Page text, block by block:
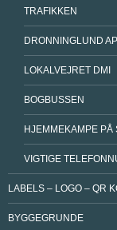
TRAFIKKEN
DRONNINGLUND
LOKALVEJRET DMI
BOGBUSSEN
HJEMMEKAMPE PÅ
VIGTIGE
LABELS – LOGO – QR
BYGGEGRUNDE